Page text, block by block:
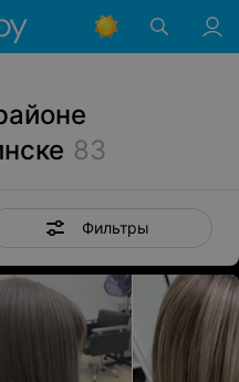
83
Фильтры